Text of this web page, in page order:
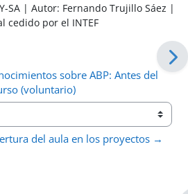
SA | Autor: Fernando Trujillo Sáez |
cedido por el INTEF
sobre ABP: Antes del
(voluntario)
del aula en los proyectos →